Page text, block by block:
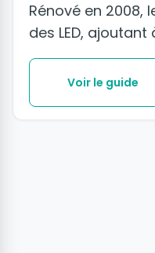
Rénové en 2008,
des LED,
Voir le guide